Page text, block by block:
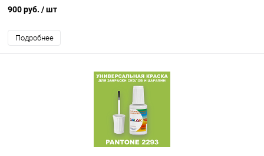
900 руб. / шт
Подробнее